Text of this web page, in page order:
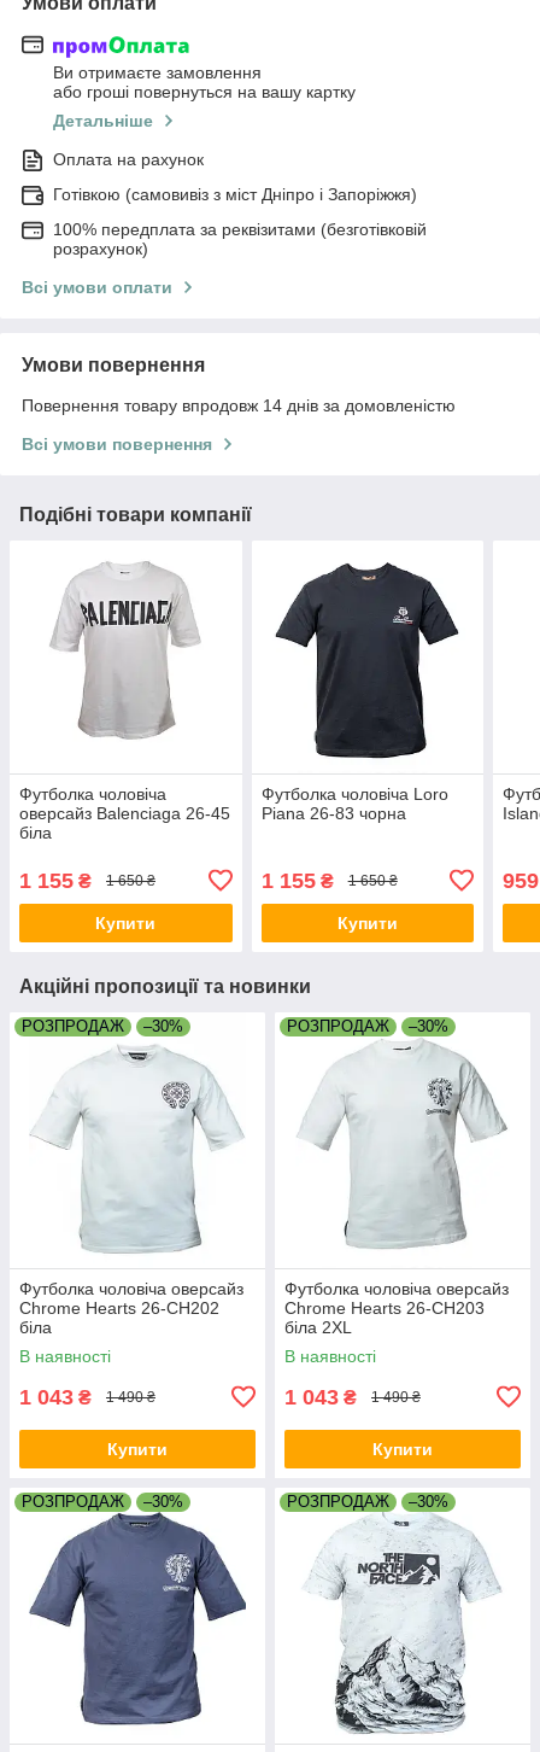
Ви отримаєте замовлення
або гроші повернуться на вашу картку
Детальніше
Оплата на рахунок
Готівкою (самовивіз з міст Дніпро і Запоріжжя)
100% передплата за реквізитами (безготівковій
розрахунок)
Всі умови оплати
Умови повернення
Повернення товару впродовж 14 днів за домовленістю
Всі умови повернення
Подібні товари компанії
Футболка чоловіча
оверсайз Balenciaga 26-45
біла
1 155 ₴ 1 650 ₴
Купити
Футболка чоловіча Loro
Piana 26-83 чорна
1 155₴ 1 650 ₴
Купити
959
Акційні пропозиції та новинки
РОЗПРОДАЖ –30%
Футболка чоловіча оверсайз
Chrome Hearts 26-CH202
біла
В наявності
1 043 ₴ 1 490 ₴
Купити
РОЗПРОДАЖ –30%
Футболка чоловіча оверсайз
Chrome Hearts 26-CH203
біла 2XL
В наявності
1 043 ₴ 1 490 ₴
Купити
РОЗПРОДАЖ –30% РОЗПРОДАЖ –30%